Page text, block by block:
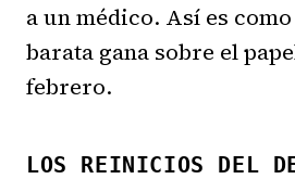
a un médico. Así es
barata gana sobre el
febrero.
LOS REINICIOS DEL